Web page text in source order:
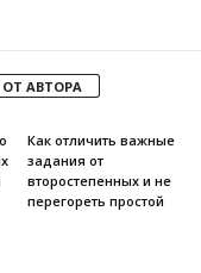
АВТОРА
Как отличить важные
задания от
второстепенных и не
перегореть простой